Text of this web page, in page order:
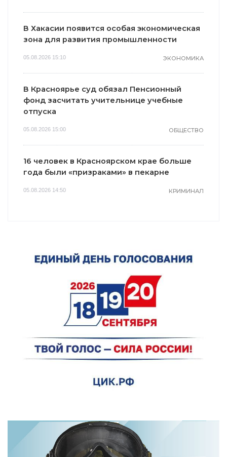
В Хакасии появится особая экономическая
зона для развития промышленности
05.08.2026 15:10 ЭКОНОМИКА
В Красноярье суд обязал Пенсионный
фонд засчитать учительнице учебные
отпуска
05.08.2026 15:00 ОБЩЕСТВО
16 человек в Красноярском крае больше
года были «призраками» в пекарне
05.08.2026 14:50 КРИМИНАЛ